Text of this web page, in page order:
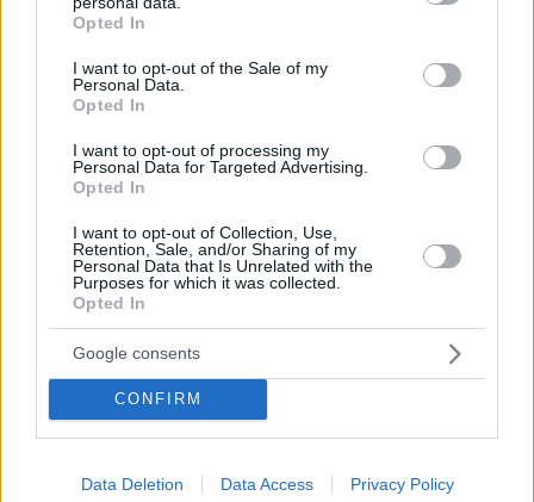
grant or deny consent to Google and its third-party tags to
use your data for below specified purposes in below Google
consent section.
Opted In
I want to opt-out of the Sale of my
Personal Data.
Opted In
I want to opt-out of processing my
Personal Data for Targeted Advertising.
Opted In
I want to opt-out of Collection, Use,
Retention, Sale, and/or Sharing of my
Personal Data that Is Unrelated with the
Purposes for which it was collected.
Opted In
Google consents
CONFIRM
Data Deletion Data Access Privacy Policy
προσγείωση και εκκένωση λόγω τεχνικού προβλήματος,
δείτε βίντεο
Δύο επιβάτες ελαφρά τραυματίες, υπήρχε έντονη
οσμή, επιβεβαιώνει η Lufthansa - Το αεροσκάφος
προσγειώθηκε ξανά λίγα λεπτά μετά την απογείωση
και άμεσα ενεργοποιήθηκαν τα πρωτόκολλα
ασφαλείας